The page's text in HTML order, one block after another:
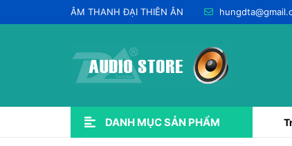
ÂM THANH ĐẠI THIÊN ÂN
DANH MỤC SẢN PHẨM